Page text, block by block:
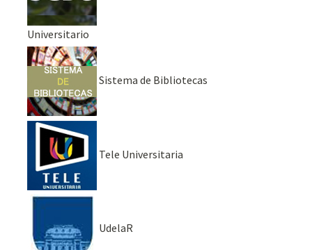
Universitario
Sistema de Bibliotecas
Tele Universitaria
UdelaR